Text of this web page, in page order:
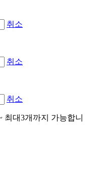
취소
취소
취소
최대3개까지 가능합니